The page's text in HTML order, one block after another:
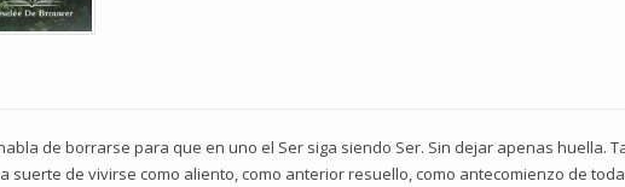
de borrarse para que en uno el Ser siga siendo Ser. Sin dejar apenas huella.
suerte de vivirse como aliento, como anterior resuello, como antecomienzo de